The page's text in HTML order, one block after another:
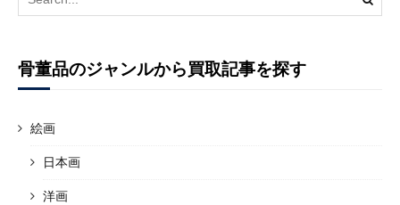
for:
骨董品のジャンルから買取記事を探す
絵画
日本画
洋画